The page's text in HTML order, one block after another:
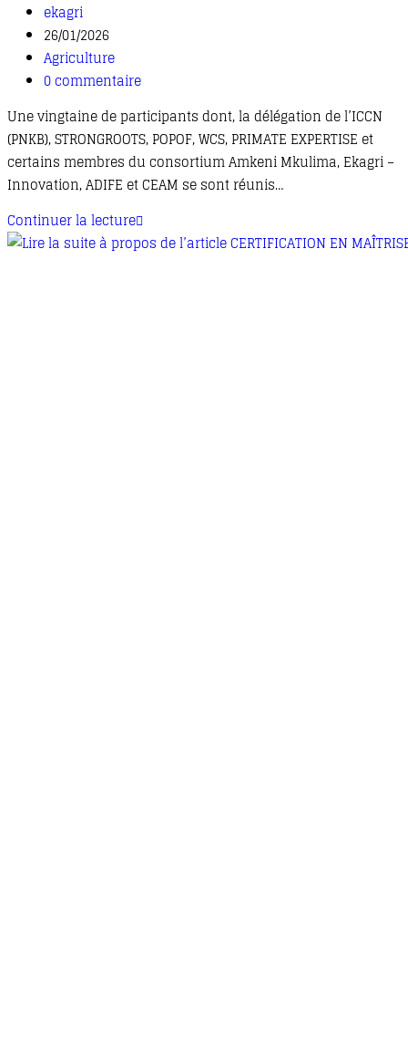
ekagri
26/01/2026
Agriculture
0 commentaire
Une vingtaine de participants dont, la délégation de l’ICCN
(PNKB), STRONGROOTS, POPOF, WCS, PRIMATE EXPERTISE et
certains membres du consortium Amkeni Mkulima, Ekagri –
Innovation, ADIFE et CEAM se sont réunis…
Continuer la lecture